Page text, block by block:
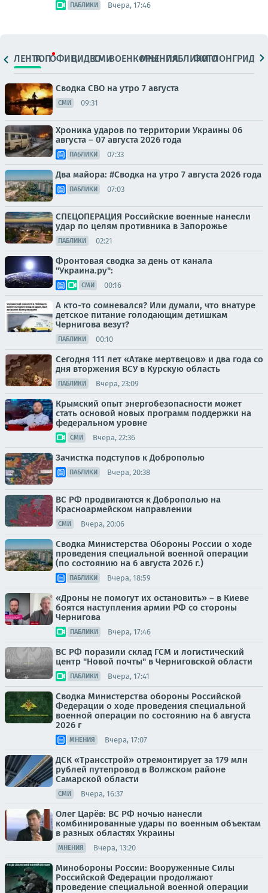
ПАБЛИКИ Вчера, 17:46
ЛЕНТАТОПОФИЦ.ВИДЕОСМИВОЕНКОРЫМНЕНИЯПАБЛИКИ
ФОТОЛОНГРИДЫ
Сводка СВО на утро 7 августа
СМИ 09:31
Хроника ударов по территории Украины 06
августа – 07 августа 2026 года
ПАБЛИКИ 07:33
Два майора: #Сводка на утро 7 августа 2026 года
ПАБЛИКИ 07:03
СПЕЦОПЕРАЦИЯ Российские военные нанесли
удар по целям противника в Запорожье
ПАБЛИКИ 02:21
Фронтовая сводка за день от канала
"Украина.ру":
СМИ 00:16
А кто-то сомневался? Или думали, что внатуре
детское питание голодающим детишкам
Чернигова везут?
ПАБЛИКИ 00:10
Сегодня 111 лет «Атаке мертвецов» и два года со
дня вторжения ВСУ в Курскую область
ПАБЛИКИ Вчера, 23:09
Крымский опыт энергобезопасности может
стать основой новых программ поддержки на
федеральном уровне
СМИ Вчера, 22:36
Зачистка подступов к Доброполью
ПАБЛИКИ Вчера, 20:38
ВС РФ продвигаются к Доброполью на
Красноармейском направлении
СМИ Вчера, 20:06
Сводка Министерства Обороны России о ходе
проведения специальной военной операции
(по состоянию на 6 августа 2026 г.)
ПАБЛИКИ Вчера, 18:59
«Дроны не помогут их остановить» – в Киеве
боятся наступления армии РФ со стороны
Чернигова
ПАБЛИКИ Вчера, 17:46
ВС РФ поразили склад ГСМ и логистический
центр "Новой почты" в Черниговской области
ПАБЛИКИ Вчера, 17:41
Сводка Министерства обороны Российской
Федерации о ходе проведения специальной
военной операции по состоянию на 6 августа
2026 г
МНЕНИЯ Вчера, 17:07
ДСК «Трансстрой» отремонтирует за 179 млн
рублей путепровод в Волжском районе
Самарской области
СМИ Вчера, 16:37
Олег Царёв: ВС РФ ночью нанесли
комбинированные удары по военным объектам
в разных областях Украины
МНЕНИЯ Вчера, 13:20
Минобороны России: Вооруженные Силы
Российской Федерации продолжают
проведение специальной военной операции